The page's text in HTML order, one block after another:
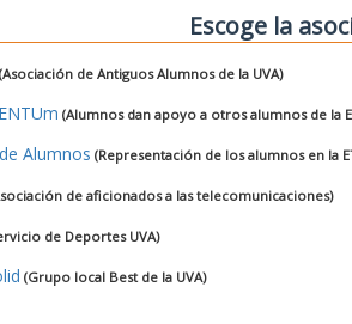
Escoge la
(Asociación de Antiguos Alumnos de la UVA)
(Alumnos dan apoyo a otros alumnos de la
Alumnos (Representación de los alumnos en la
de aficionados a las telecomunicaciones)
de Deportes UVA)
(Grupo local Best de la UVA)